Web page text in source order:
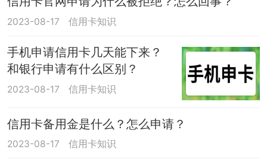
2023-08-17 信用卡知识
手机申请信用卡几天能下来？
和银行申请有什么区别？
2023-08-17 信用卡知识
信用卡备用金是什么？怎么申请？
2023-08-17 信用卡知识